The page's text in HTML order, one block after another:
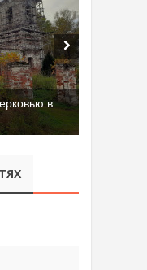
Сухэ-